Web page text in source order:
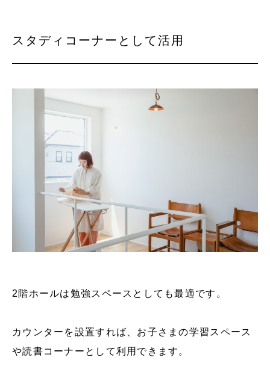
スタディコーナーとして活用
2階ホールは勉強スペースとしても最適です。
カウンターを設置すれば、お子さまの学習スペース
や読書コーナーとして利用できます。